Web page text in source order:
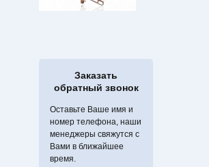
Заказать
обратный звонок
Оставьте Ваше имя и
номер телефона, наши
менеджеры свяжутся с
Вами в ближайшее
время.